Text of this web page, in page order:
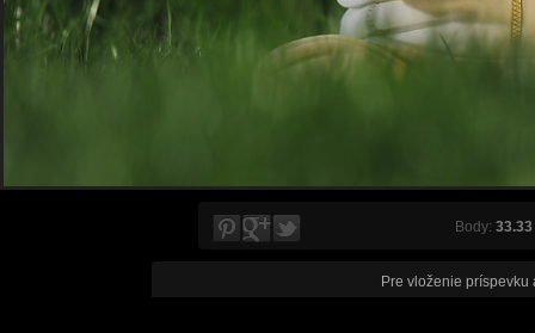
Body: 33.33
Pre vloženie